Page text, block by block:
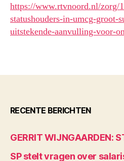
https://www.rtvnoord.nl/zorg/
statushouders-in-umcg-groot-
uitstekende-aanvulling-voor-
RECENTE BERICHTEN
GERRIT WIJNGAARDEN:
SP stelt vragen over